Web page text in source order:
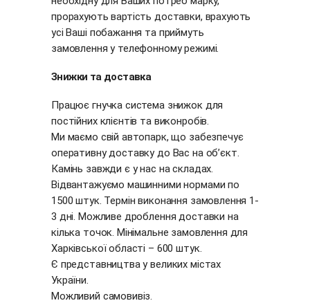
прорахують вартість доставки, врахують
усі Ваші побажання та приймуть
замовлення у телефонному режимі.
Знижки та доставка
Працює гнучка система знижок для
постійних клієнтів та виконробів.
Ми маємо свій автопарк, що забезпечує
оперативну доставку до Вас на об’єкт.
Камінь завжди є у нас на складах.
Відвантажуємо машинними нормами по
1500 штук. Термін виконання замовлення 1-
3 дні. Можливе дроблення доставки на
кілька точок. Мінімальне замовлення для
Харківської області – 600 штук.
Є представництва у великих містах
України.
Можливий самовивіз.